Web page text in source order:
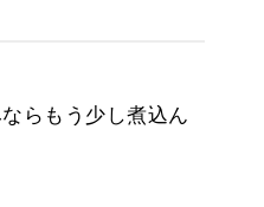
らもう少し煮込ん